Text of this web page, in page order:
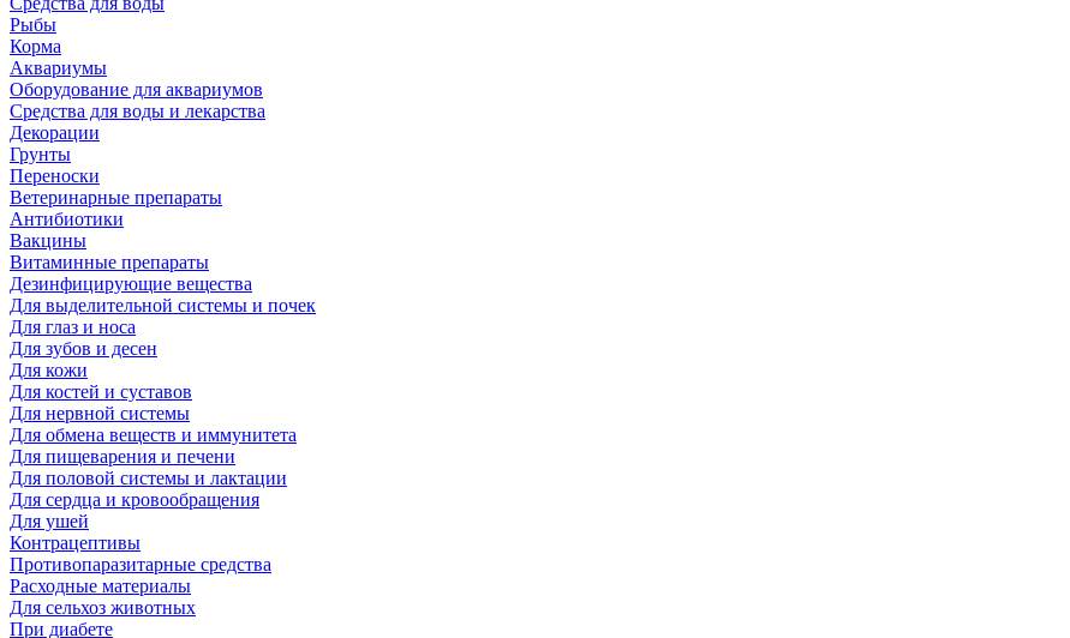
Рыбы
Корма
Аквариумы
Оборудование для аквариумов
Средства для воды и лекарства
Декорации
Грунты
Переноски
Ветеринарные препараты
Антибиотики
Вакцины
Витаминные препараты
Дезинфицирующие вещества
Для выделительной системы и почек
Для глаз и носа
Для зубов и десен
Для кожи
Для костей и суставов
Для нервной системы
Для обмена веществ и иммунитета
Для пищеварения и печени
Для половой системы и лактации
Для сердца и кровообращения
Для ушей
Контрацептивы
Противопаразитарные средства
Расходные материалы
Для сельхоз животных
При диабете